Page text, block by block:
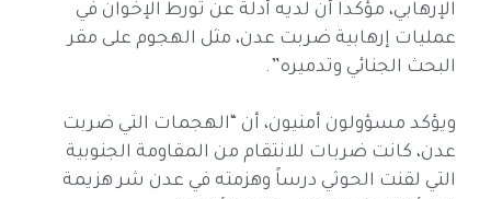
الإرهابي، مؤكداً أن لديه أدلة عن تورط الإخوان في
عمليات إرهابية ضربت عدن، مثل الهجوم على مقر
البحث الجنائي وتدميره”.
ويؤكد مسؤولون أمنيون، أن “الهجمات التي ضربت
عدن، كانت ضربات للانتقام من المقاومة الجنوبية
التي لقنت الحوثي درساً وهزمته في عدن شر هزيمة